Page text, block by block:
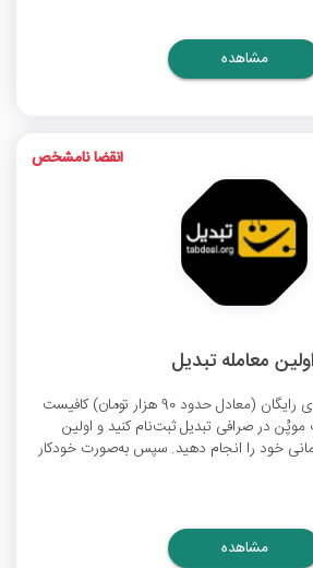
مشاهده
برای دریافت 5 سوت طلای رایگان (معادل حدود 90 هزار تومان) کافیست
در صرافی تبدیل ثبت‌نام کنید و اولین
500 هزار تومانی خود را انجام دهید. سپس به‌صورت خودکار
انقضا نامشخص
مشاهده